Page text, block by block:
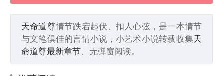
天命道尊情节跌宕起伏、扣人心弦，是一本情节
与文笔俱佳的言情小说，小艺术小说转载收集天
命道尊最新章节、无弹窗阅读。